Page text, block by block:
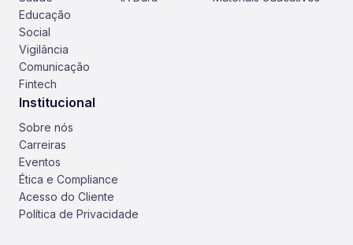
Educação
Social
Vigilância
Comunicação
Fintech
Institucional
Sobre nós
Carreiras
Eventos
Ética e Compliance
Acesso do Cliente
Política de Privacidade